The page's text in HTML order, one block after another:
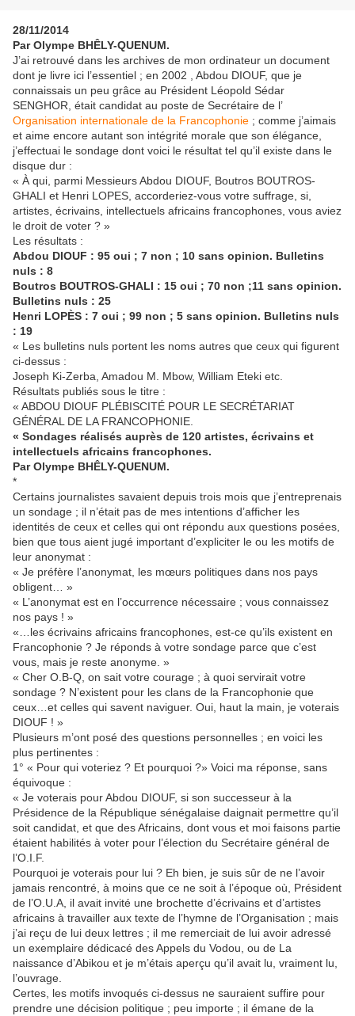
28/11/2014
Par Olympe BHÊLY-QUENUM.
J’ai retrouvé dans les archives de mon ordinateur un document
dont je livre ici l’essentiel ; en 2002 , Abdou DIOUF, que je
connaissais un peu grâce au Président Léopold Sédar
SENGHOR, était candidat au poste de Secrétaire de l’
Organisation internationale de la Francophonie ; comme j’aimais
et aime encore autant son intégrité morale que son élégance,
j’effectuai le sondage dont voici le résultat tel qu’il existe dans le
disque dur :
« À qui, parmi Messieurs Abdou DIOUF, Boutros BOUTROS-
GHALI et Henri LOPES, accorderiez-vous votre suffrage, si,
artistes, écrivains, intellectuels africains francophones, vous aviez
le droit de voter ? »
Les résultats :
Abdou DIOUF : 95 oui ; 7 non ; 10 sans opinion. Bulletins
nuls : 8
Boutros BOUTROS-GHALI : 15 oui ; 70 non ;11 sans opinion.
Bulletins nuls : 25
Henri LOPÈS : 7 oui ; 99 non ; 5 sans opinion. Bulletins nuls
: 19
« Les bulletins nuls portent les noms autres que ceux qui figurent
ci-dessus :
Joseph Ki-Zerba, Amadou M. Mbow, William Eteki etc.
Résultats publiés sous le titre :
« ABDOU DIOUF PLÉBISCITÉ POUR LE SECRÉTARIAT
GÉNÉRAL DE LA FRANCOPHONIE.
« Sondages réalisés auprès de 120 artistes, écrivains et
intellectuels africains francophones.
Par Olympe BHÊLY-QUENUM.
*
Certains journalistes savaient depuis trois mois que j’entreprenais
un sondage ; il n’était pas de mes intentions d’afficher les
identités de ceux et celles qui ont répondu aux questions posées,
bien que tous aient jugé important d’expliciter le ou les motifs de
leur anonymat :
« Je préfère l’anonymat, les mœurs politiques dans nos pays
obligent… »
« L’anonymat est en l’occurrence nécessaire ; vous connaissez
nos pays ! »
«…les écrivains africains francophones, est-ce qu’ils existent en
Francophonie ? Je réponds à votre sondage parce que c’est
vous, mais je reste anonyme. »
« Cher O.B-Q, on sait votre courage ; à quoi servirait votre
sondage ? N’existent pour les clans de la Francophonie que
ceux…et celles qui savent naviguer. Oui, haut la main, je voterais
DIOUF ! »
Plusieurs m’ont posé des questions personnelles ; en voici les
plus pertinentes :
1° « Pour qui voteriez ? Et pourquoi ?» Voici ma réponse, sans
équivoque :
« Je voterais pour Abdou DIOUF, si son successeur à la
Présidence de la République sénégalaise daignait permettre qu’il
soit candidat, et que des Africains, dont vous et moi faisons partie
étaient habilités à voter pour l’élection du Secrétaire général de
l’O.I.F.
Pourquoi je voterais pour lui ? Eh bien, je suis sûr de ne l’avoir
jamais rencontré, à moins que ce ne soit à l’époque où, Président
de l’O.U.A, il avait invité une brochette d’écrivains et d’artistes
africains à travailler aux texte de l’hymne de l’Organisation ; mais
j’ai reçu de lui deux lettres ; il me remerciait de lui avoir adressé
un exemplaire dédicacé des Appels du Vodou, ou de La
naissance d’Abikou et je m’étais aperçu qu’il avait lu, vraiment lu,
l’ouvrage.
Certes, les motifs invoqués ci-dessus ne sauraient suffire pour
prendre une décision politique ; peu importe ; il émane de la